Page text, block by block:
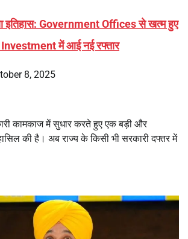
इतिहास: Government Offices से खत्म हुए
Investment में आई नई रफ्तार
8, 2025
कामकाज में सुधार करते हुए एक बड़ी और
की है। अब राज्य के किसी भी सरकारी दफ्तर में